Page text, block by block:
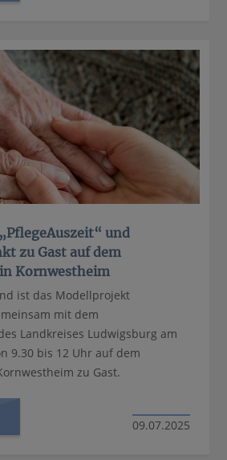
und
zu Gast auf dem
Kornwestheim
ist das Modellprojekt
mit dem
Landkreises Ludwigsburg am
9.30 bis 12 Uhr auf dem
zu Gast.
09.07.2025